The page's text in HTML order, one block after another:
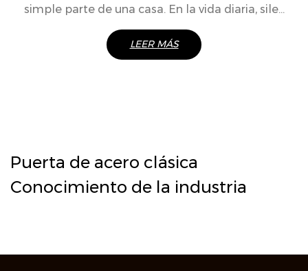
simple parte de una casa. En la vida diaria, sile...
LEER MÁS
Puerta de acero clásica
Conocimiento de la industria